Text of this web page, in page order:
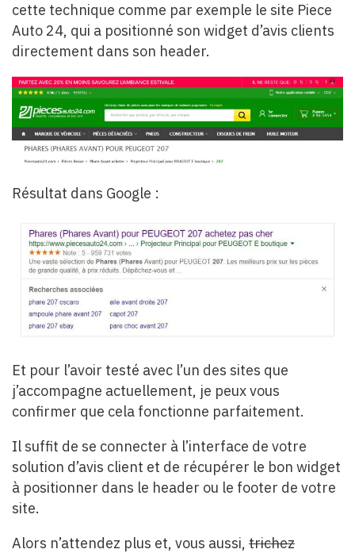
cette technique comme par exemple le site Piece
Auto 24, qui a positionné son widget d’avis clients
directement dans son header.
Résultat dans Google :
Et pour l’avoir testé avec l’un des sites que
j’accompagne actuellement, je peux vous
confirmer que cela fonctionne parfaitement.
Il suffit de se connecter à l’interface de votre
solution d’avis client et de récupérer le bon widget
à positionner dans le header ou le footer de votre
site.
Alors n’attendez plus et, vous aussi, trichez